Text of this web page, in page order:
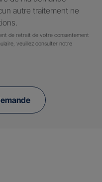
autre traitement ne
de retrait de votre consentement
veuillez consulter notre